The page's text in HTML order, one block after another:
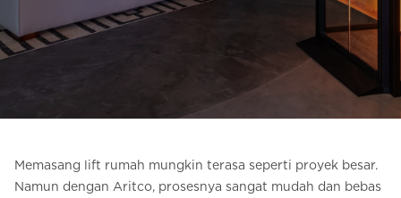
UNTUK PARA PROFESIONAL
Minta perkiraan harga
Pendaftaran buletin
Memasang lift rumah mungkin terasa seperti proyek besar.
Namun dengan Aritco, prosesnya sangat mudah dan bebas